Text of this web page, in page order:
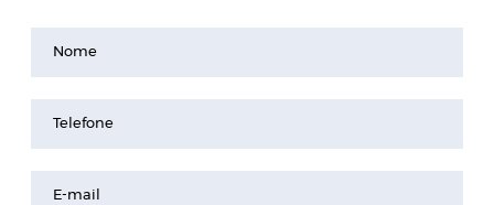
Nome
Telefone
E-mail